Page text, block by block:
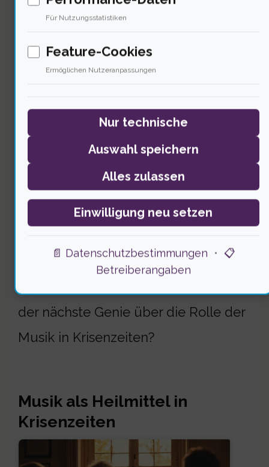
Die Politik muss Verantwortung
übernehmen, besonders wenn 75%
der Bevölkerung sich von der
Regierung nicht ausreichend
unterstützt fühlen. In meiner
wichtig es ist, präventive
der nächste Genie über die Rolle der
Musik in Krisenzeiten?
Musik als Heilmittel in
Krisenzeiten
Für Nutzungsstatistiken
Feature-Cookies
Ermöglichen Nutzeranpassungen
Nur technische
Auswahl speichern
Alles zulassen
Einwilligung neu setzen
📄 Datenschutzbestimmungen • 📋
Betreiberangaben